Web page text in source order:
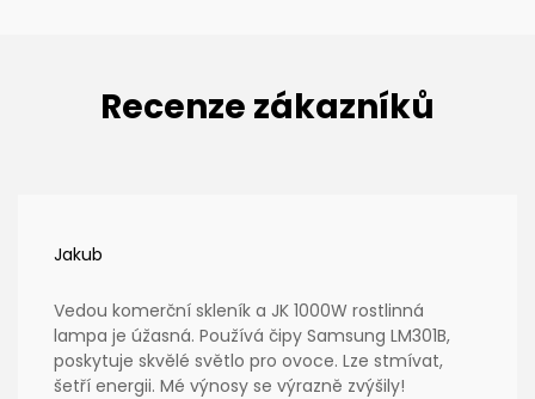
Recenze zákazníků
Jakub
Vedou komerční skleník a JK 1000W rostlinná
lampa je úžasná. Používá čipy Samsung LM301B,
poskytuje skvělé světlo pro ovoce. Lze stmívat,
šetří energii. Mé výnosy se výrazně zvýšily!